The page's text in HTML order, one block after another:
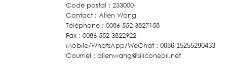
Code postal : 233000
Contact : Allen Wang
Téléphone : 0086-552-3827158
Fax : 0086-552-3822922
Mobile/WhatsApp/WeChat : 0086-15255290433
Courriel : allenwang@siliconeoil.net